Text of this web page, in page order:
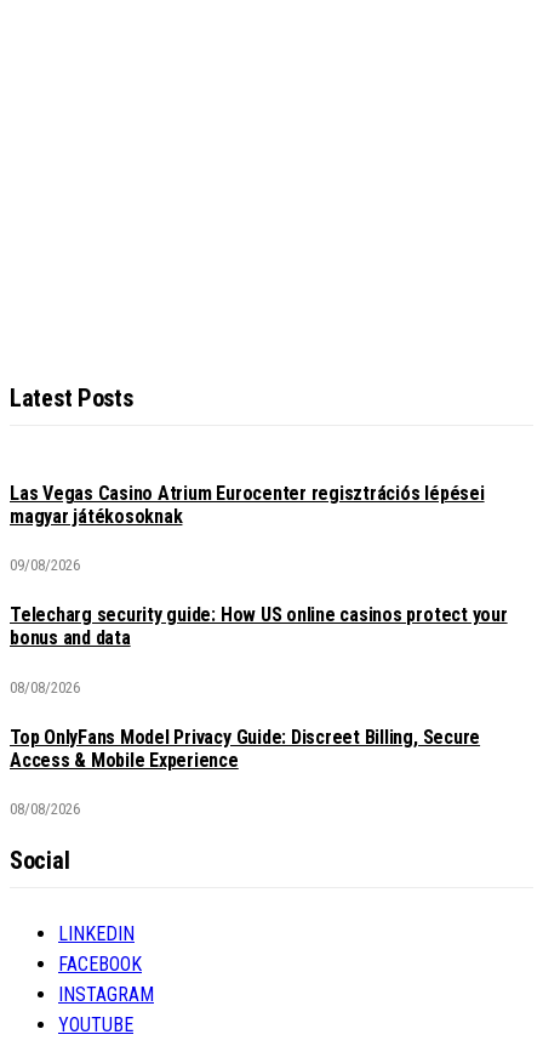
Latest Posts
Las Vegas Casino Atrium Eurocenter regisztrációs lépései
magyar játékosoknak
09/08/2026
Telecharg security guide: How US online casinos protect your
bonus and data
08/08/2026
Top OnlyFans Model Privacy Guide: Discreet Billing, Secure
Access & Mobile Experience
08/08/2026
Social
LINKEDIN
FACEBOOK
INSTAGRAM
YOUTUBE